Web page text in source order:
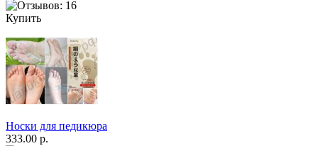
Купить
Носки для педикюра
333.00 р.